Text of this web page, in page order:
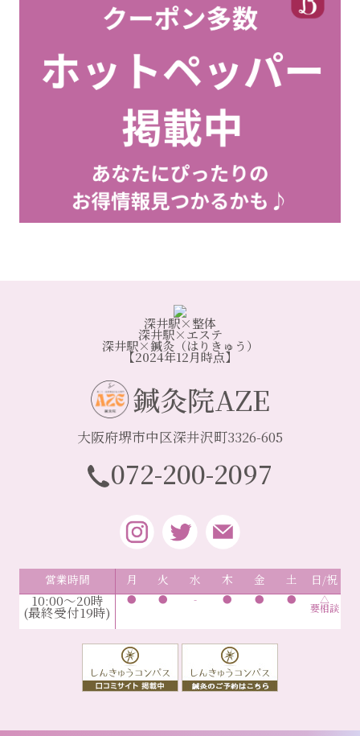
深井駅×整体
深井駅×エステ
深井駅×鍼灸（はりきゅう）
【2024年12月時点】
鍼灸院AZE
大阪府堺市中区深井沢町3326-605
072-200-2097
営業時間 月 火 水 木 金 土 日/祝
10:00～20時
(最終受付19時)
● ● - ● ● ● △
要相談